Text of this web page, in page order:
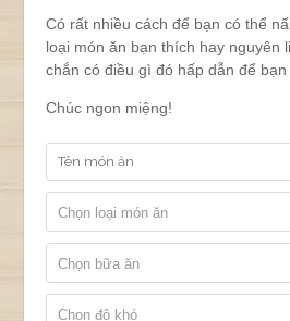
Có rất nhiều cách để bạn có thể
loại món ăn bạn thích hay nguyên
chắn có điều gì đó hấp dẫn để bạn
Chúc ngon miệng!
Chọn loại món ăn
Chọn bữa ăn
Chọn độ khó